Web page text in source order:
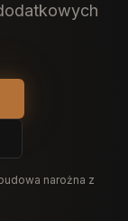
narożna z